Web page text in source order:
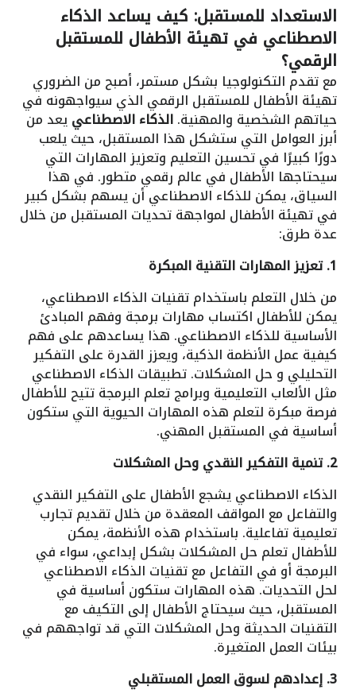
الاستعداد للمستقبل: كيف يساعد الذكاء
الاصطناعي في تهيئة الأطفال للمستقبل
الرقمي؟
مع تقدم التكنولوجيا بشكل مستمر، أصبح من الضروري
تهيئة الأطفال للمستقبل الرقمي الذي سيواجهونه في
حياتهم الشخصية والمهنية.الذكاء الاصطناعييعد من
أبرز العوامل التي ستشكل هذا المستقبل، حيث يلعب
دورًا كبيرًا في تحسين التعليم وتعزيز المهارات التي
سيحتاجها الأطفال في عالم رقمي متطور. في هذا
السياق، يمكن للذكاء الاصطناعي أن يسهم بشكل كبير
في تهيئة الأطفال لمواجهة تحديات المستقبل من خلال
عدة طرق:
1. تعزيز المهارات التقنية المبكرة
من خلال التعلم باستخدام تقنيات الذكاء الاصطناعي،
يمكن للأطفال اكتساب مهارات برمجة وفهم المبادئ
الأساسية للذكاء الاصطناعي. هذا يساعدهم على فهم
كيفية عمل الأنظمة الذكية، ويعزز القدرة على التفكير
التحليلي و حل المشكلات. تطبيقات الذكاء الاصطناعي
مثل الألعاب التعليمية وبرامج تعلم البرمجة تتيح للأطفال
فرصة مبكرة لتعلم هذه المهارات الحيوية التي ستكون
أساسية في المستقبل المهني.
2. تنمية التفكير النقدي وحل المشكلات
الذكاء الاصطناعي يشجع الأطفال على التفكير النقدي
والتفاعل مع المواقف المعقدة من خلال تقديم تجارب
تعليمية تفاعلية. باستخدام هذه الأنظمة، يمكن
للأطفال تعلم حل المشكلات بشكل إبداعي، سواء في
البرمجة أو في التفاعل مع تقنيات الذكاء الاصطناعي
لحل التحديات. هذه المهارات ستكون أساسية في
المستقبل، حيث سيحتاج الأطفال إلى التكيف مع
التقنيات الحديثة وحل المشكلات التي قد تواجههم في
بيئات العمل المتغيرة.
3. إعدادهم لسوق العمل المستقبلي